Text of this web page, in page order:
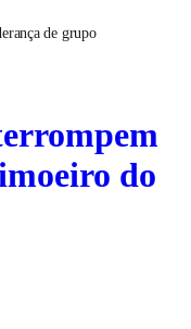
de grupo
do